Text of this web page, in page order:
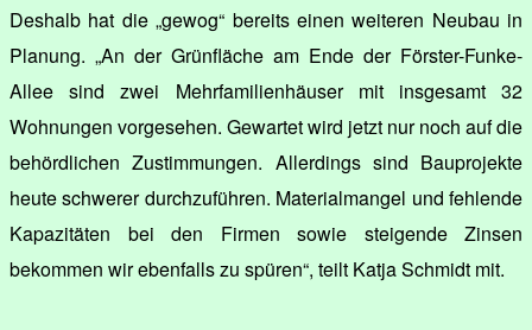
Deshalb hat die „gewog“ bereits einen weiteren Neubau in
Planung. „An der Grünfläche am Ende der Förster-Funke-
Allee sind zwei Mehrfamilienhäuser mit insgesamt 32
Wohnungen vorgesehen. Gewartet wird jetzt nur noch auf die
behördlichen Zustimmungen. Allerdings sind Bauprojekte
heute schwerer durchzuführen. Materialmangel und fehlende
Kapazitäten bei den Firmen sowie steigende Zinsen
bekommen wir ebenfalls zu spüren“, teilt Katja Schmidt mit.